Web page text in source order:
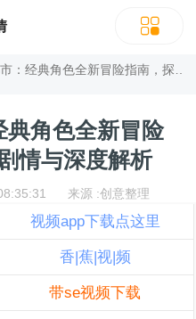
典角色全新冒险
情与深度解析
来源 :创意整理
视频app下载点这里
香|蕉|视|频
带se视频下载